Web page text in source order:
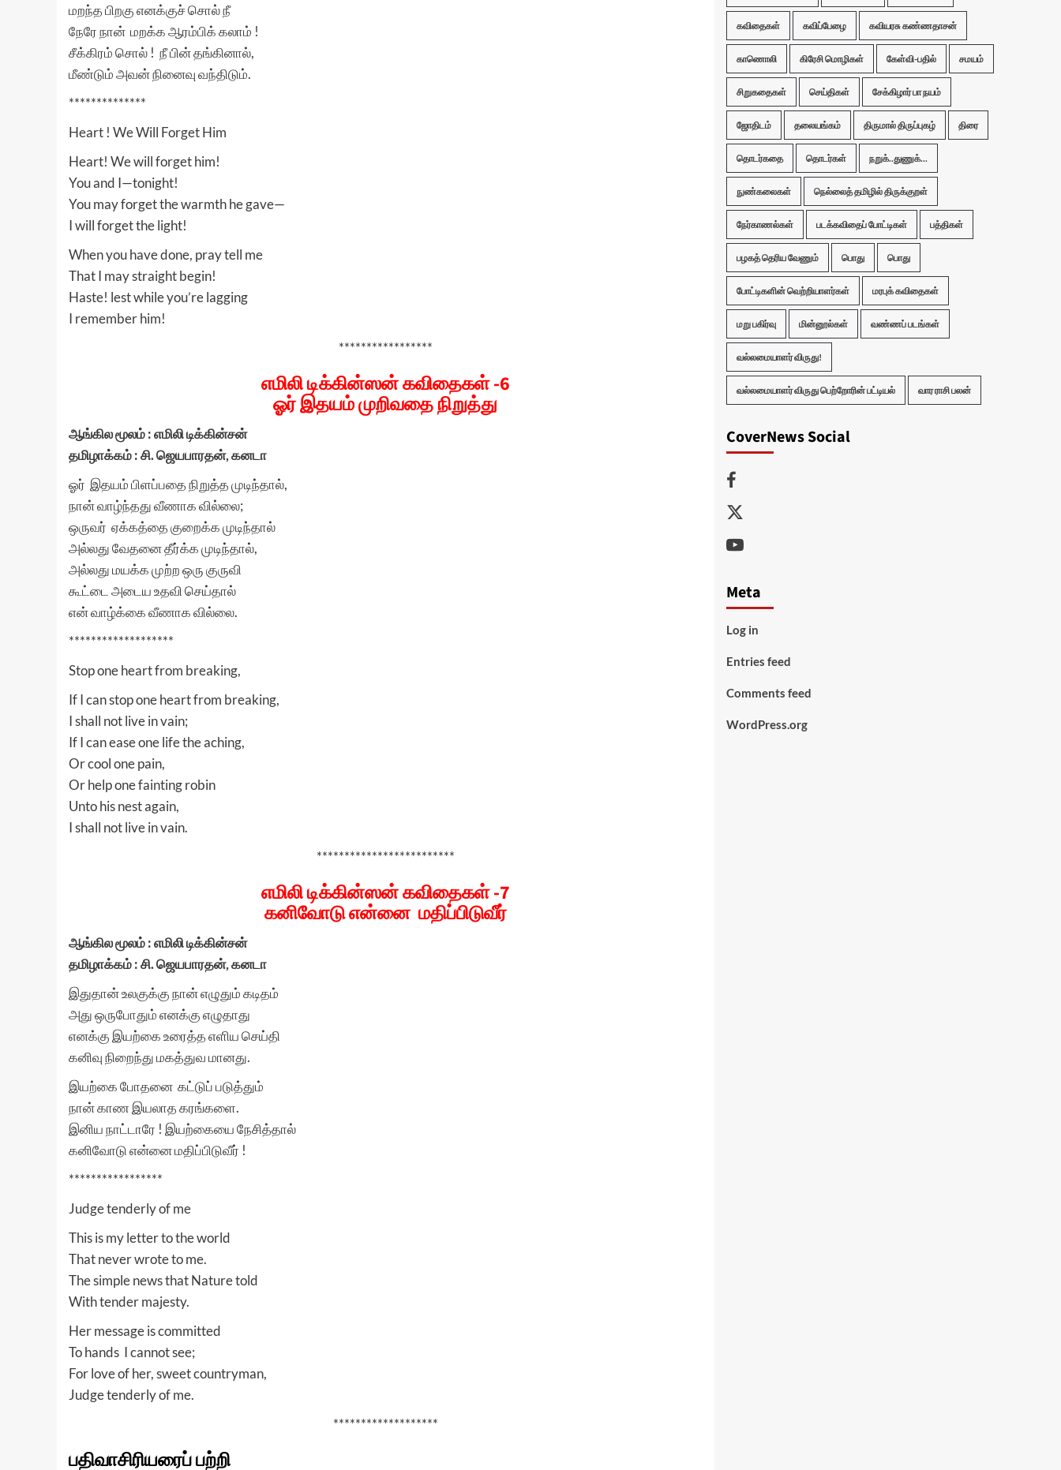
மறந்த பிறகு எனக்குச் சொல் நீ
நேரே நான் மறக்க ஆரம்பிக் கலாம் !
சீக்கிரம் சொல் ! நீ பின் தங்கினால்,
மீண்டும் அவன் நினைவு வந்திடும்.
**************
Heart ! We Will Forget Him
Heart! We will forget him!
You and I—tonight!
You may forget the warmth he gave—
I will forget the light!
When you have done, pray tell me
That I may straight begin!
Haste! lest while you’re lagging
I remember him!
*****************
எமிலி டிக்கின்ஸன் கவிதைகள் -6
ஓர் இதயம் முறிவதை நிறுத்து
ஆங்கில மூலம் : எமிலி டிக்கின்சன்
தமிழாக்கம் : சி. ஜெயபாரதன், கனடா
ஓர் இதயம் பிளப்பதை நிறுத்த முடிந்தால்,
நான் வாழ்ந்தது வீணாக வில்லை;
ஒருவர் ஏக்கத்தை குறைக்க முடிந்தால்
அல்லது வேதனை தீர்க்க முடிந்தால்,
அல்லது மயக்க முற்ற ஒரு குருவி
கூட்டை அடைய உதவி செய்தால்
என் வாழ்க்கை வீணாக வில்லை.
*******************
Stop one heart from breaking,
If I can stop one heart from breaking,
I shall not live in vain;
If I can ease one life the aching,
Or cool one pain,
Or help one fainting robin
Unto his nest again,
I shall not live in vain.
*************************
எமிலி டிக்கின்ஸன் கவிதைகள் -7
கனிவோடு என்னை மதிப்பிடுவீர்
ஆங்கில மூலம் : எமிலி டிக்கின்சன்
தமிழாக்கம் : சி. ஜெயபாரதன், கனடா
இதுதான் உலகுக்கு நான் எழுதும் கடிதம்
அது ஒருபோதும் எனக்கு எழுதாது
எனக்கு இயற்கை உரைத்த எளிய செய்தி
கனிவு நிறைந்து மகத்துவ மானது.
இயற்கை போதனை கட்டுப் படுத்தும்
நான் காண இயலாத கரங்களை.
இனிய நாட்டாரே ! இயற்கையை நேசித்தால்
கனிவோடு என்னை மதிப்பிடுவீர் !
*****************
Judge tenderly of me
This is my letter to the world
That never wrote to me.
The simple news that Nature told
With tender majesty.
Her message is committed
To hands I cannot see;
For love of her, sweet countryman,
Judge tenderly of me.
*******************
பதிவாசிரியரைப் பற்றி
கவிதைகள் கவிப்பேழை கவியரசு கண்ணதாசன்
காணொலி கிரேசி மொழிகள் கேள்வி-பதில் சமயம்
சிறுகதைகள் செய்திகள் சேக்கிழார் பா நயம்
ஜோதிடம் தலையங்கம் திருமால் திருப்புகழ் திரை
தொடர்கதை தொடர்கள் நறுக்..துணுக்...
நுண்கலைகள் நெல்லைத் தமிழில் திருக்குறள்
நேர்காணல்கள் படக்கவிதைப் போட்டிகள் பத்திகள்
பழகத் தெரிய வேணும் பொது பொது
போட்டிகளின் வெற்றியாளர்கள் மரபுக் கவிதைகள்
மறு பகிர்வு மின்னூல்கள் வண்ணப் படங்கள்
வல்லமையாளர் விருது!
வல்லமையாளர் விருது பெற்றோரின் பட்டியல் வார ராசி பலன்
CoverNews Social
Facebook
Twitter
Youtube
Meta
Log in
Entries feed
Comments feed
WordPress.org